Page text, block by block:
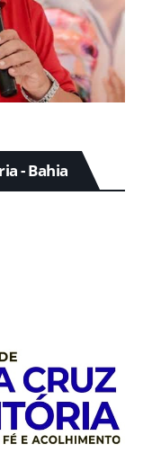
- Bahia